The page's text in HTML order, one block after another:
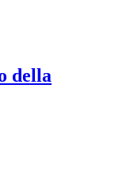
della